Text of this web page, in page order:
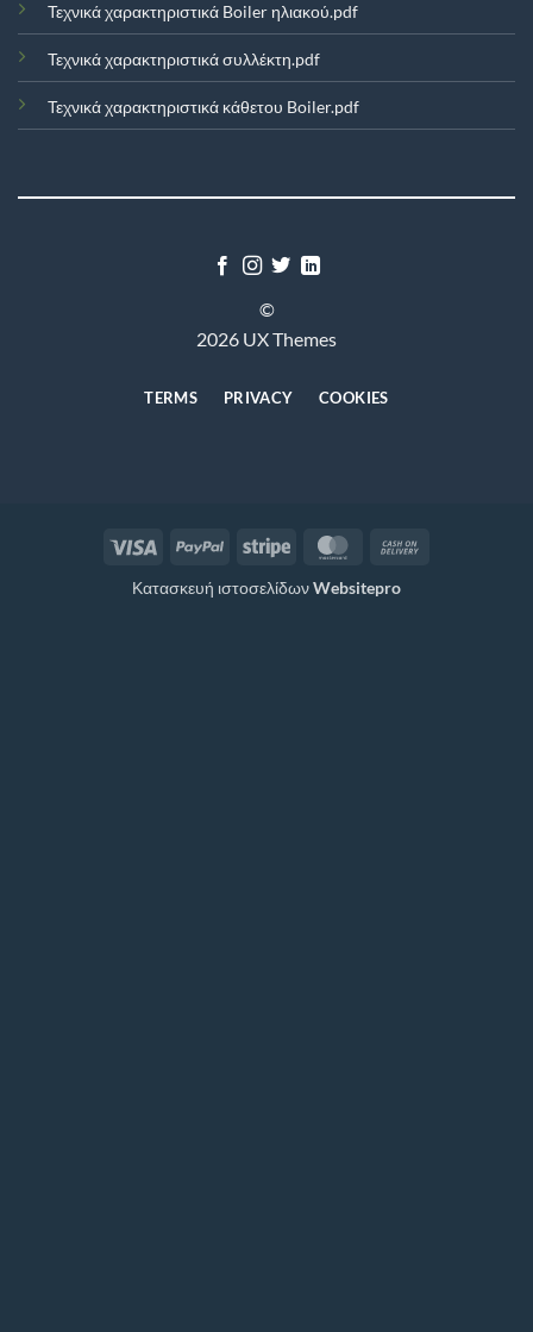
Τεχνικά χαρακτηριστικά Boiler ηλιακού.pdf
Τεχνικά χαρακτηριστικά συλλέκτη.pdf
Τεχνικά χαρακτηριστικά κάθετου Boiler.pdf
©
2026 UX Themes
TERMS PRIVACY COOKIES
Visa PayPal Stripe MasterCard
Κατασκευή ιστοσελίδωνWebsitepro